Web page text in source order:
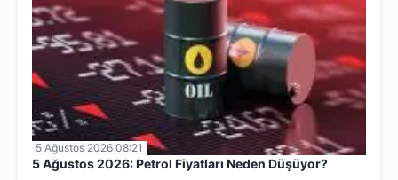
5 Ağustos 2026 08:21
5 Ağustos 2026: Petrol Fiyatları Neden Düşüyor?